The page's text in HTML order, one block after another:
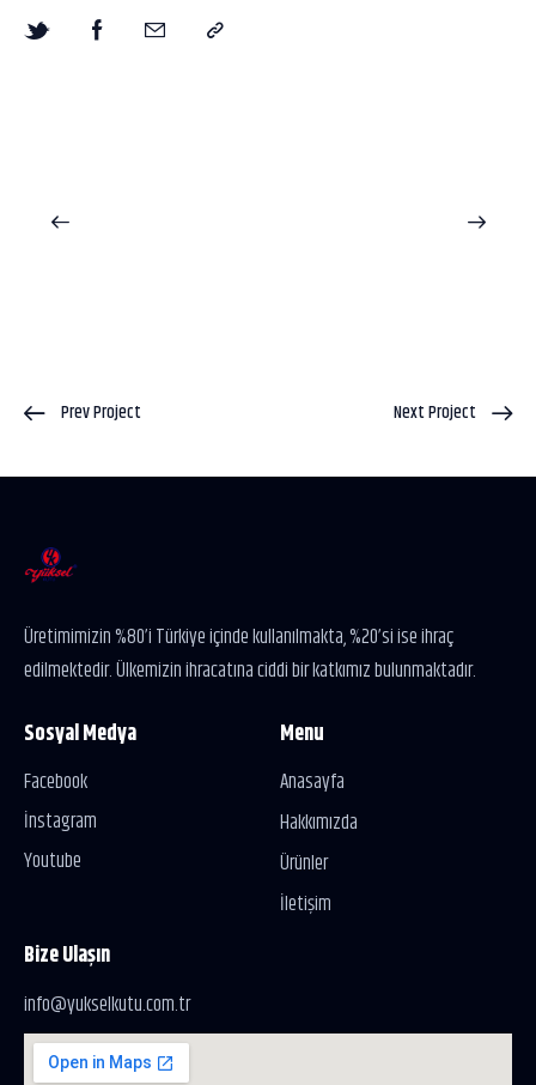
Prev Project Next Project
Üretimimizin %80’i Türkiye içinde kullanılmakta, %20’si ise ihraç
edilmektedir. Ülkemizin ihracatına ciddi bir katkımız bulunmaktadır.
Sosyal Medya
Facebook
İnstagram
Youtube
Menu
Anasayfa
Hakkımızda
Ürünler
İletişim
Bize Ulaşın
info@yukselkutu.com.tr